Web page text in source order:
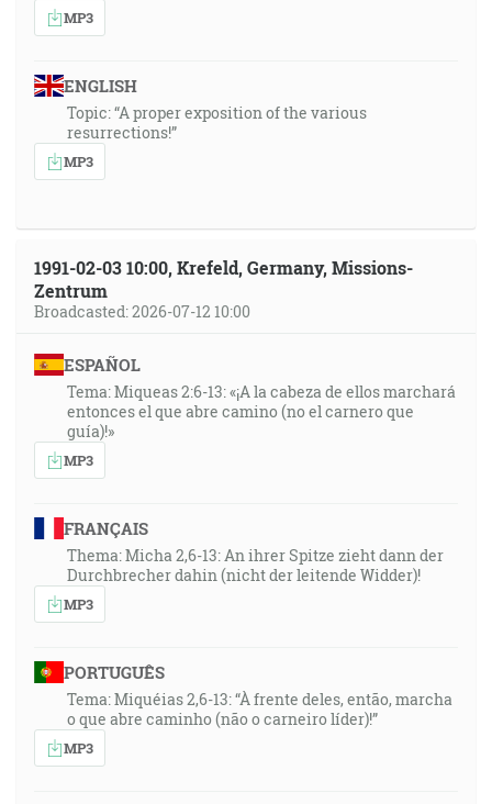
MP3
ENGLISH
Topic: “A proper exposition of the various
resurrections!”
MP3
1991-02-03 10:00, Krefeld, Germany, Missions-
Zentrum
Broadcasted: 2026-07-12 10:00
ESPAÑOL
Tema: Miqueas 2:6-13: «¡A la cabeza de ellos marchará
entonces el que abre camino (no el carnero que
guía)!»
MP3
FRANÇAIS
Thema: Micha 2,6-13: An ihrer Spitze zieht dann der
Durchbrecher dahin (nicht der leitende Widder)!
MP3
PORTUGUÊS
Tema: Miquéias 2,6-13: “À frente deles, então, marcha
o que abre caminho (não o carneiro líder)!”
MP3